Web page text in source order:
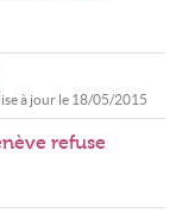
à jour le 18/05/2015
refuse